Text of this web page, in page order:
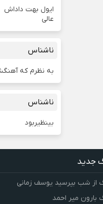
ایول بهت داداش
عالی
ناشناس
به نظرم که آهنگش
ناشناس
بینظیربود
جدید
از شب بپرسید یوسف زمانی
بارون میر احمد